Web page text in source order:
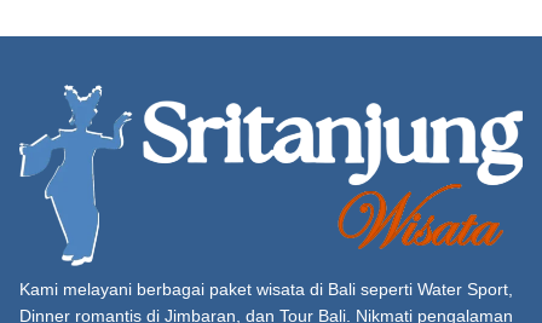
Kami melayani berbagai paket wisata di Bali seperti Water Sport,
Dinner romantis di Jimbaran, dan Tour Bali. Nikmati pengalaman